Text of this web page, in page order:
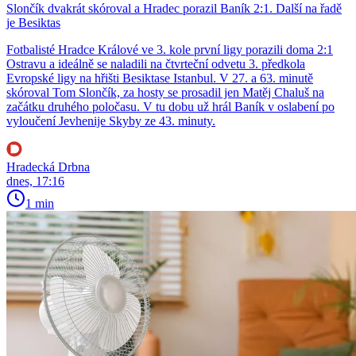
Slončík dvakrát skóroval a Hradec porazil Baník 2:1. Další na řadě
je Besiktas
Fotbalisté Hradce Králové ve 3. kole první ligy porazili doma 2:1
Ostravu a ideálně se naladili na čtvrteční odvetu 3. předkola
Evropské ligy na hřišti Besiktase Istanbul. V 27. a 63. minutě
skóroval Tom Slončík, za hosty se prosadil jen Matěj Chaluš na
začátku druhého poločasu. V tu dobu už hrál Baník v oslabení po
vyloučení Jevhenije Skyby ze 43. minuty.
Hradecká Drbna
dnes, 17:16
1 min